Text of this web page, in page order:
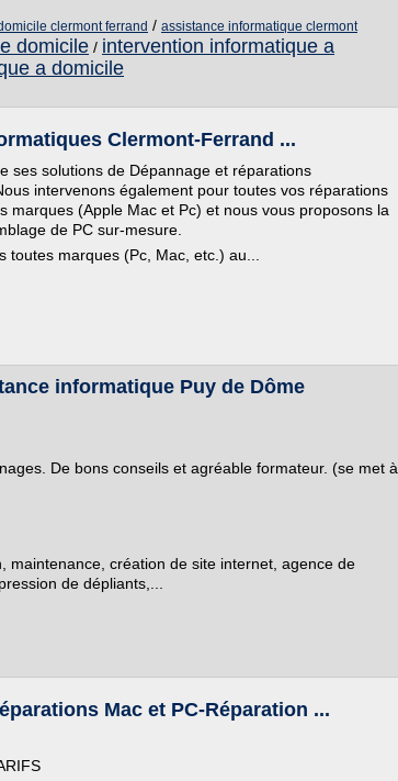
clermont ferrand / assistance informatique clermont
domicile / intervention informatique a
a domicile
Clermont-Ferrand ...
ses solutions de Dépannage et réparations
intervenons également pour toutes vos réparations
marques (Apple Mac et Pc) et nous vous proposons la
de PC sur-mesure.
marques (Pc, Mac, etc.) au...
informatique Puy de Dôme
De bons conseils et agréable formateur. (se met à
maintenance, création de site internet, agence de
de dépliants,...
Mac et PC-Réparation ...